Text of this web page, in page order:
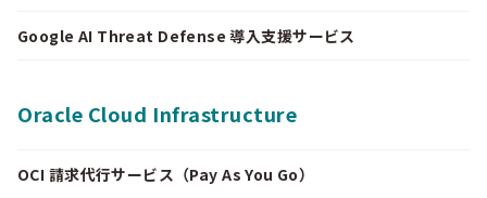
Google AI Threat Defense 導入支援サービス
Oracle Cloud Infrastructure
OCI 請求代行サービス（Pay As You Go）